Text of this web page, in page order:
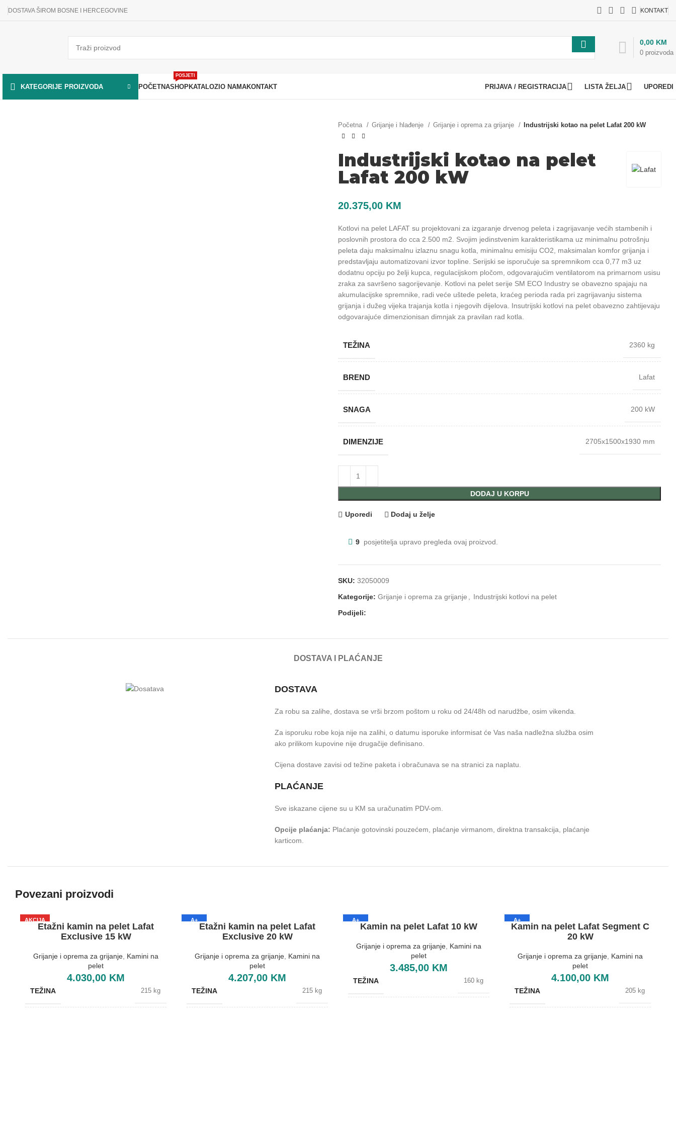
DOSTAVA ŠIROM BOSNE I HERCEGOVINE KONTAKT
0 proizvoda
0,00 KM
KATEGORIJE PROIZVODA POČETNASHOP
POSJETI
KATALOZIO NAMAKONTAKT PRIJAVA / REGISTRACIJA LISTA ŽELJA UPOREDI
Početna Grijanje i hlađenje Grijanje i oprema za grijanje Industrijski kotao na pelet Lafat 200 kW
Industrijski kotao na pelet
Lafat 200 kW
20.375,00 KM
Kotlovi na pelet LAFAT su projektovani za izgaranje drvenog peleta i zagrijavanje većih stambenih i
poslovnih prostora do cca 2.500 m2. Svojim jedinstvenim karakteristikama uz minimalnu potrošnju
peleta daju maksimalnu izlaznu snagu kotla, minimalnu emisiju CO2, maksimalan komfor grijanja i
predstavljaju automatizovani izvor topline. Serijski se isporučuje sa spremnikom cca 0,77 m3 uz
dodatnu opciju po želji kupca, regulacijskom pločom, odgovarajućim ventilatorom na primarnom usisu
zraka za savršeno sagorijevanje. Kotlovi na pelet serije SM ECO Industry se obavezno spajaju na
akumulacijske spremnike, radi veće uštede peleta, kraćeg perioda rada pri zagrijavanju sistema
grijanja i dužeg vijeka trajanja kotla i njegovih dijelova. Insutrijski kotlovi na pelet obavezno zahtijevaju
odgovarajuće dimenzionisan dimnjak za pravilan rad kotla.
TEŽINA 2360 kg
BREND Lafat
SNAGA 200 kW
DIMENZIJE 2705x1500x1930 mm
DODAJ U KORPU
Uporedi Dodaj u želje
9 posjetitelja upravo pregleda ovaj proizvod.
SKU: 32050009
Kategorije: Grijanje i oprema za grijanje
Industrijski kotlovi na pelet
Podijeli:
DOSTAVA I PLAĆANJE
DOSTAVA
Za robu sa zalihe, dostava se vrši brzom poštom u roku od 24/48h od narudžbe, osim vikenda.
Za isporuku robe koja nije na zalihi, o datumu isporuke informisat će Vas naša nadležna služba osim
ako prilikom kupovine nije drugačije definisano.
Cijena dostave zavisi od težine paketa i obračunava se na stranici za naplatu.
PLAĆANJE
Sve iskazane cijene su u KM sa uračunatim PDV-om.
Opcije plaćanja: Plaćanje gotovinski pouzećem, plaćanje virmanom, direktna transakcija, plaćanje
karticom.
Povezani proizvodi
AKCIJA
Etažni kamin na pelet Lafat
Exclusive 15 kW
Grijanje i oprema za grijanje Kamini na
pelet
4.030,00 KM
TEŽINA 215 kg
A+
Etažni kamin na pelet Lafat
Exclusive 20 kW
Grijanje i oprema za grijanje Kamini na
pelet
4.207,00 KM
TEŽINA 215 kg
A+
Kamin na pelet Lafat 10 kW
Grijanje i oprema za grijanje Kamini na
pelet
3.485,00 KM
TEŽINA 160 kg
A+
Kamin na pelet Lafat Segment C
20 kW
Grijanje i oprema za grijanje Kamini na
pelet
4.100,00 KM
TEŽINA 205 kg